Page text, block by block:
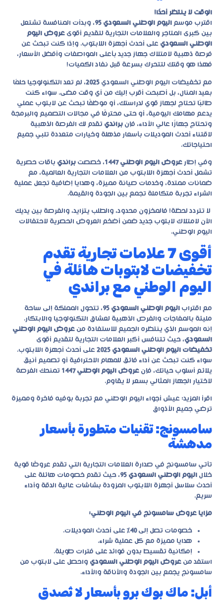
الوقت لا ينتظر أحدًا!
اقترب موسم اليوم الوطني السعودي 95
، وبدأت المنافسة تشتعل
بين كبرى المتاجر والعلامات التجارية لتقديم أقوى عروض اليوم
الوطني السعودي على أحدث أجهزة اللابتوب. وإذا كنت تبحث عن
فرصة ذهبية لامتلاك جهاز جديد بأعلى المواصفات وأفضل الأسعار،
فهذا هو وقتك لتتحرك بسرعة قبل نفاد الكميات!
مع تخفيضات اليوم الوطني السعودي
، لم تعد التكنولوجيا حلمًا
بعيد المنال، بل أصبحت أقرب إليك من أي وقت مضى. سواء كنت
طالبًا تحتاج لجهاز قوي لدراستك، أو موظفًا تبحث عن لابتوب عملي
يدعم مهامك اليومية، أو حتى محترفًا في مجالات التصميم والبرمجة
وتحتاج جهازًا عالي الأداء، فإن براندي تقدم لك الفرصة الذهبية
لاقتناء أحدث الموديلات بأسعار مذهلة وخيارات متعددة تلبي جميع
احتياجاتك.
وفي إطار عروض اليوم الوطني 1447 ، خصصت براندي باقات حصرية
تشمل أحدث أجهزة اللابتوب من العلامات التجارية العالمية، مع
ضمانات ممتدة، وخدمات صيانة مميزة، وهدايا إضافية تجعل عملية
الشراء تجربة متكاملة تجمع بين الجودة والقيمة.
لا تتردد لحظة! فالمخزون محدود، والطلب يتزايد، والفرصة بين يديك
الآن لامتلاك لابتوب جديد ضمن أضخم العروض الحصرية لاحتفالات
اليوم الوطني.
أقوى 7 علامات تجارية تقدم
تخفيضات لابتوبات هائلة في
اليوم الوطني مع براندي
مع اقتراب اليوم الوطني السعودي 95
، تتحول المملكة إلى ساحة
مليئة بالمفاجآت والفرص الذهبية لعشاق التكنولوجيا والابتكار.
إنه الموسم الذي ينتظره الجميع للاستفادة من عروض اليوم الوطني
السعودي، حيث تتنافس أكبر العلامات التجارية لتقديم أقوى
تخفيضات اليوم الوطني السعودي 2025
على أحدث أجهزة اللابتوب.
سواء كنت تبحث عن أداء فائق للمهام الاحترافية أو تصميم أنيق
يلائم أسلوب حياتك، فإن عروض اليوم الوطني 1447
تمنحك الفرصة
لاختيار الجهاز المثالي بسعر لا يقاوم.
اقرأ المزيد: عيش أجواء اليوم الوطني مع تجربة بوفيه فاخرة ومميزة
ترضي جميع الأذواق
سامسونج: تقنيات متطورة بأسعار
مدهشة
تأتي سامسونج في صدارة العلامات التجارية التي تقدم عروضًا قوية
خلال اليوم الوطني السعودي 95
، حيث تقدم خصومات هائلة على
أحدث سلاسل أجهزة اللابتوب المزودة بشاشات عالية الدقة وأداء
سريع.
مزايا عروض سامسونج في اليوم الوطني:
خصومات تصل إلى40%
على أحدث الموديلات.
هدايا مميزة مع كل عملية شراء.
إمكانية تقسيط بدون فوائد على فترات طويلة.
استفد من عروض اليوم الوطني السعودي واحصل على لابتوب من
سامسونج يجمع بين الجودة والأناقة والأداء.
أبل: ماك بوك برو بأسعار لا تُصدق